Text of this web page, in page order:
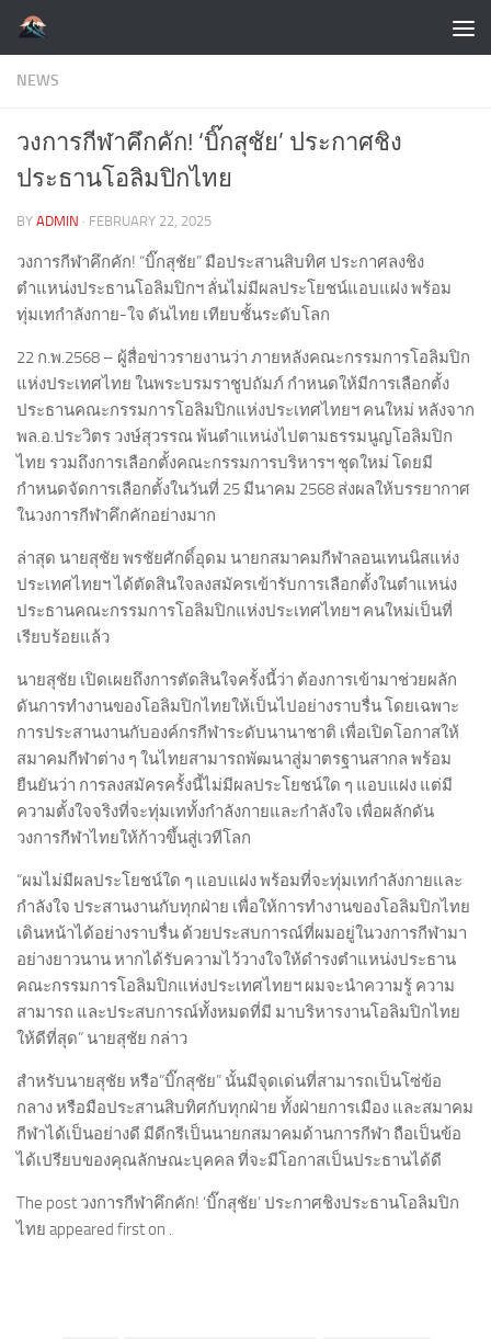
Skip to content
NEWS
วงการกีฬาคึกคัก! ‘บิ๊กสุชัย’ ประกาศชิง
ประธานโอลิมปิกไทย
BY ADMIN · FEBRUARY 22, 2025
วงการกีฬาคึกคัก! “บิ๊กสุชัย” มือประสานสิบทิศ ประกาศลงชิง
ตำแหน่งประธานโอลิมปิกฯ ลั่นไม่มีผลประโยชน์แอบแฝง พร้อม
ทุ่มเทกำลังกาย-ใจ ดันไทย เทียบชั้นระดับโลก
22 ก.พ.2568 – ผู้สื่อข่าวรายงานว่า ภายหลังคณะกรรมการโอลิมปิก
แห่งประเทศไทย ในพระบรมราชูปถัมภ์ กำหนดให้มีการเลือกตั้ง
ประธานคณะกรรมการโอลิมปิกแห่งประเทศไทยฯ คนใหม่ หลังจาก
พล.อ.ประวิตร วงษ์สุวรรณ พ้นตำแหน่งไปตามธรรมนูญโอลิมปิก
ไทย รวมถึงการเลือกตั้งคณะกรรมการบริหารฯ ชุดใหม่ โดยมี
กำหนดจัดการเลือกตั้งในวันที่ 25 มีนาคม 2568 ส่งผลให้บรรยากาศ
ในวงการกีฬาคึกคักอย่างมาก
ล่าสุด นายสุชัย พรชัยศักดิ์อุดม นายกสมาคมกีฬาลอนเทนนิสแห่ง
ประเทศไทยฯ ได้ตัดสินใจลงสมัครเข้ารับการเลือกตั้งในตำแหน่ง
ประธานคณะกรรมการโอลิมปิกแห่งประเทศไทยฯ คนใหม่เป็นที่
เรียบร้อยแล้ว
นายสุชัย เปิดเผยถึงการตัดสินใจครั้งนี้ว่า ต้องการเข้ามาช่วยผลัก
ดันการทำงานของโอลิมปิกไทยให้เป็นไปอย่างราบรื่น โดยเฉพาะ
การประสานงานกับองค์กรกีฬาระดับนานาชาติ เพื่อเปิดโอกาสให้
สมาคมกีฬาต่าง ๆ ในไทยสามารถพัฒนาสู่มาตรฐานสากล พร้อม
ยืนยันว่า การลงสมัครครั้งนี้ไม่มีผลประโยชน์ใด ๆ แอบแฝง แต่มี
ความตั้งใจจริงที่จะทุ่มเททั้งกำลังกายและกำลังใจ เพื่อผลักดัน
วงการกีฬาไทยให้ก้าวขึ้นสู่เวทีโลก
“ผมไม่มีผลประโยชน์ใด ๆ แอบแฝง พร้อมที่จะทุ่มเทกำลังกายและ
กำลังใจ ประสานงานกับทุกฝ่าย เพื่อให้การทำงานของโอลิมปิกไทย
เดินหน้าได้อย่างราบรื่น ด้วยประสบการณ์ที่ผมอยู่ในวงการกีฬามา
อย่างยาวนาน หากได้รับความไว้วางใจให้ดำรงตำแหน่งประธาน
คณะกรรมการโอลิมปิกแห่งประเทศไทยฯ ผมจะนำความรู้ ความ
สามารถ และประสบการณ์ทั้งหมดที่มี มาบริหารงานโอลิมปิกไทย
ให้ดีที่สุด” นายสุชัย กล่าว
สำหรับนายสุชัย หรือ”บิ๊กสุชัย” นั้นมีจุดเด่นที่สามารถเป็นโซ่ข้อ
กลาง หรือมือประสานสิบทิศกับทุกฝ่าย ทั้งฝ่ายการเมือง และสมาคม
กีฬาได้เป็นอย่างดี มีดีกรีเป็นนายกสมาคมด้านการกีฬา ถือเป็นข้อ
ได้เปรียบของคุณลักษณะบุคคล ที่จะมีโอกาสเป็นประธานได้ดี
The post วงการกีฬาคึกคัก! ‘บิ๊กสุชัย’ ประกาศชิงประธานโอลิมปิก
ไทย appeared first on .